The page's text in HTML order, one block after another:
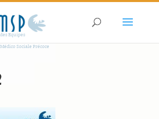
Equipes
Sociale Précoce